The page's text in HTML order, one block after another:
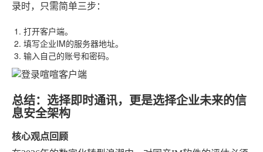
录时，只需简单三步：
打开客户端。
填写企业IM的服务器地址。
输入自己的账号和密码。
总结：选择即时通讯，更是选择企业未来的信
息安全架构
核心观点回顾